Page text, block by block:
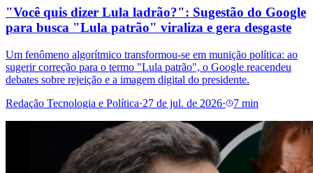
"Você quis dizer Lula ladrão?": Sugestão do Google
para busca "Lula patrão" viraliza e gera desgaste
Um fenômeno algorítmico transformou-se em munição política: ao
sugerir correção para o termo "Lula patrão", o Google reacendeu
debates sobre rejeição e a imagem digital do presidente.
Redação Tecnologia e Política·27 de jul. de 2026· 7 min